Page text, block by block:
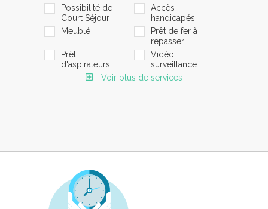
Possibilité de
Court Séjour
Accès
handicapés
Meublé
Prêt de fer à
repasser
Prêt
d'aspirateurs
Vidéo
surveillance
Voir plus de services